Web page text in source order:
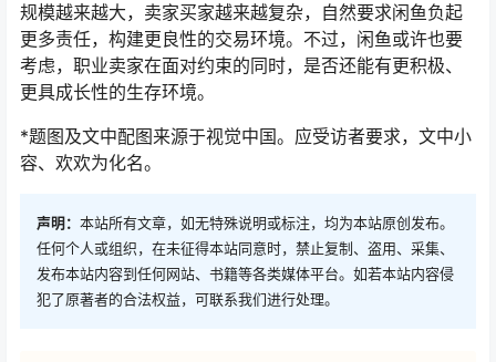
规模越来越大，卖家买家越来越复杂，自然要求闲鱼负起
更多责任，构建更良性的交易环境。不过，闲鱼或许也要
考虑，职业卖家在面对约束的同时，是否还能有更积极、
更具成长性的生存环境。
*题图及文中配图来源于视觉中国。应受访者要求，文中小
容、欢欢为化名。
声明： 本站所有文章，如无特殊说明或标注，均为本站原创发布。
任何个人或组织，在未征得本站同意时，禁止复制、盗用、采集、
发布本站内容到任何网站、书籍等各类媒体平台。如若本站内容侵
犯了原著者的合法权益，可联系我们进行处理。